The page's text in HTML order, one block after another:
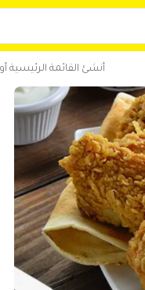
أنشئ القائمة الرئيسية